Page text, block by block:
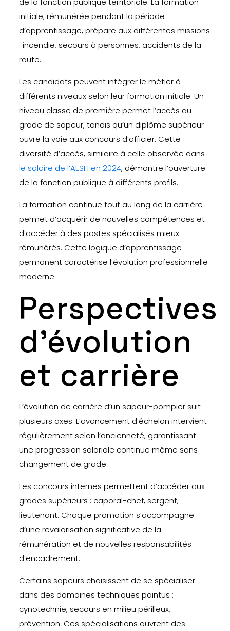
initiale, rémunérée pendant la période
d’apprentissage, prépare aux différentes missions
: incendie, secours à personnes, accidents de la
route.
Les candidats peuvent intégrer le métier à
différents niveaux selon leur formation initiale. Un
niveau classe de première permet l’accès au
grade de sapeur, tandis qu’un diplôme supérieur
ouvre la voie aux concours d’officier. Cette
diversité d’accès, similaire à celle observée dans
le salaire de l’AESH en 2024, démontre l’ouverture
de la fonction publique à différents profils.
La formation continue tout au long de la carrière
permet d’acquérir de nouvelles compétences et
d’accéder à des postes spécialisés mieux
rémunérés. Cette logique d’apprentissage
permanent caractérise l’évolution professionnelle
moderne.
Perspectives
d’évolution
et carrière
L’évolution de carrière d’un sapeur-pompier suit
plusieurs axes. L’avancement d’échelon intervient
régulièrement selon l’ancienneté, garantissant
une progression salariale continue même sans
changement de grade.
Les concours internes permettent d’accéder aux
grades supérieurs : caporal-chef, sergent,
lieutenant. Chaque promotion s’accompagne
d’une revalorisation significative de la
rémunération et de nouvelles responsabilités
d’encadrement.
Certains sapeurs choisissent de se spécialiser
dans des domaines techniques pointus :
cynotechnie, secours en milieu périlleux,
prévention. Ces spécialisations ouvrent des